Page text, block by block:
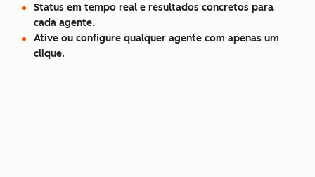
Status em tempo real e resultados concretos para
cada agente.
Ative ou configure qualquer agente com apenas um
clique.